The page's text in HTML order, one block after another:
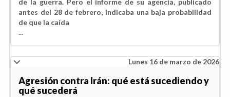
de la guerra. Pero el informe de su agencia, publicado
antes del 28 de febrero, indicaba una baja probabilidad
de que la caída
...
Lunes 16 de marzo de 2026
Agresión contra Irán: qué está sucediendo y
qué sucederá